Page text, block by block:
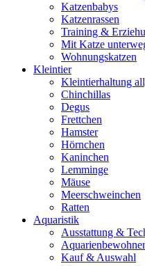
Katzenbabys
Katzenrassen
Training &
Mit Katze
Wohnungskatzen
Kleintier
Kleintierhaltung
Chinchillas
Degus
Frettchen
Hamster
Hörnchen
Kaninchen
Lemminge
Mäuse
Meerschweinchen
Ratten
Aquaristik
Ausstattung &
Aquarienbewohner
Kauf & Auswahl